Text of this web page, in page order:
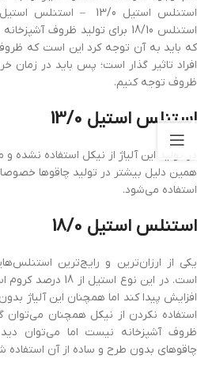
استنلس 18/10 برای تولید ظروف
که باید به آن توجه کرد این است که
افراد تاثیر گذار است؛ پس باید در زمان
ظروف توجه کنیم.
استنلس استیل 13/0
در تولید این آلیاژ از نیکل استفاده
همین دلیل بیشتر در تولید چاقوها
استفاده می‌شود.
استنلس استیل 18/0
است. در این نوع
افزایش پیدا کند اما همچنان این آلیاژ
استفاده نکردن از نیکل همچنان
ظروف آشپزخانه نیست اما می‌توان
چاقوهای بدون طرح و ساده از آن